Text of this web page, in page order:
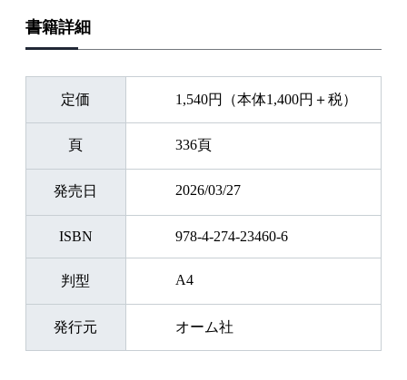
書籍詳細
定価 1,540円（本体1,400円＋税）
頁 336頁
発売日 2026/03/27
ISBN 978-4-274-23460-6
判型 A4
発行元 オーム社